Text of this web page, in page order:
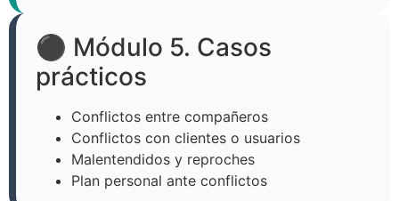
⚫ Módulo 5. Casos
prácticos
Conflictos entre compañeros
Conflictos con clientes o usuarios
Malentendidos y reproches
Plan personal ante conflictos